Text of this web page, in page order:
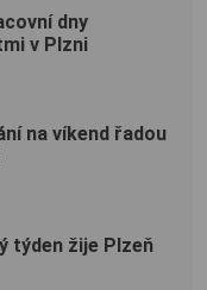
dny
v Plzni
na víkend řadou
týden žije Plzeň